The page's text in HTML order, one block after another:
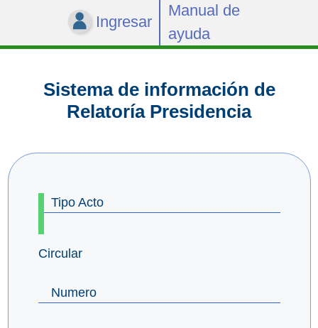
Ingresar
Manual de
ayuda
Sistema de información de
Relatoría Presidencia
Tipo Acto
Circular
Numero